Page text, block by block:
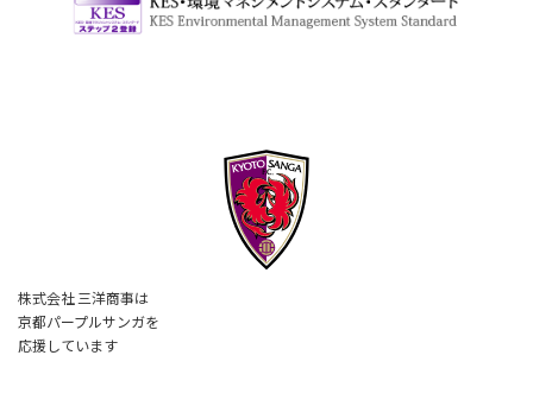
株式会社 三洋商事は
京都パープルサンガを
応援しています